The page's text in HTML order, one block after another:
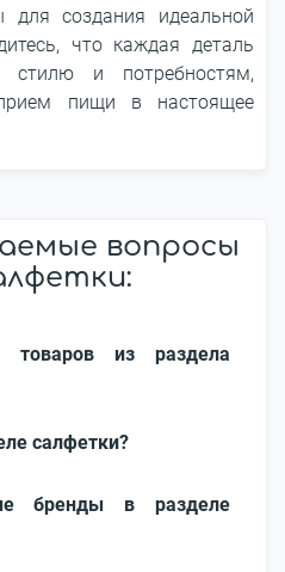
для создания идеальной
что каждая деталь
стилю и потребностям,
пищи в настоящее
вопросы
из раздела
салфетки?
бренды в разделе